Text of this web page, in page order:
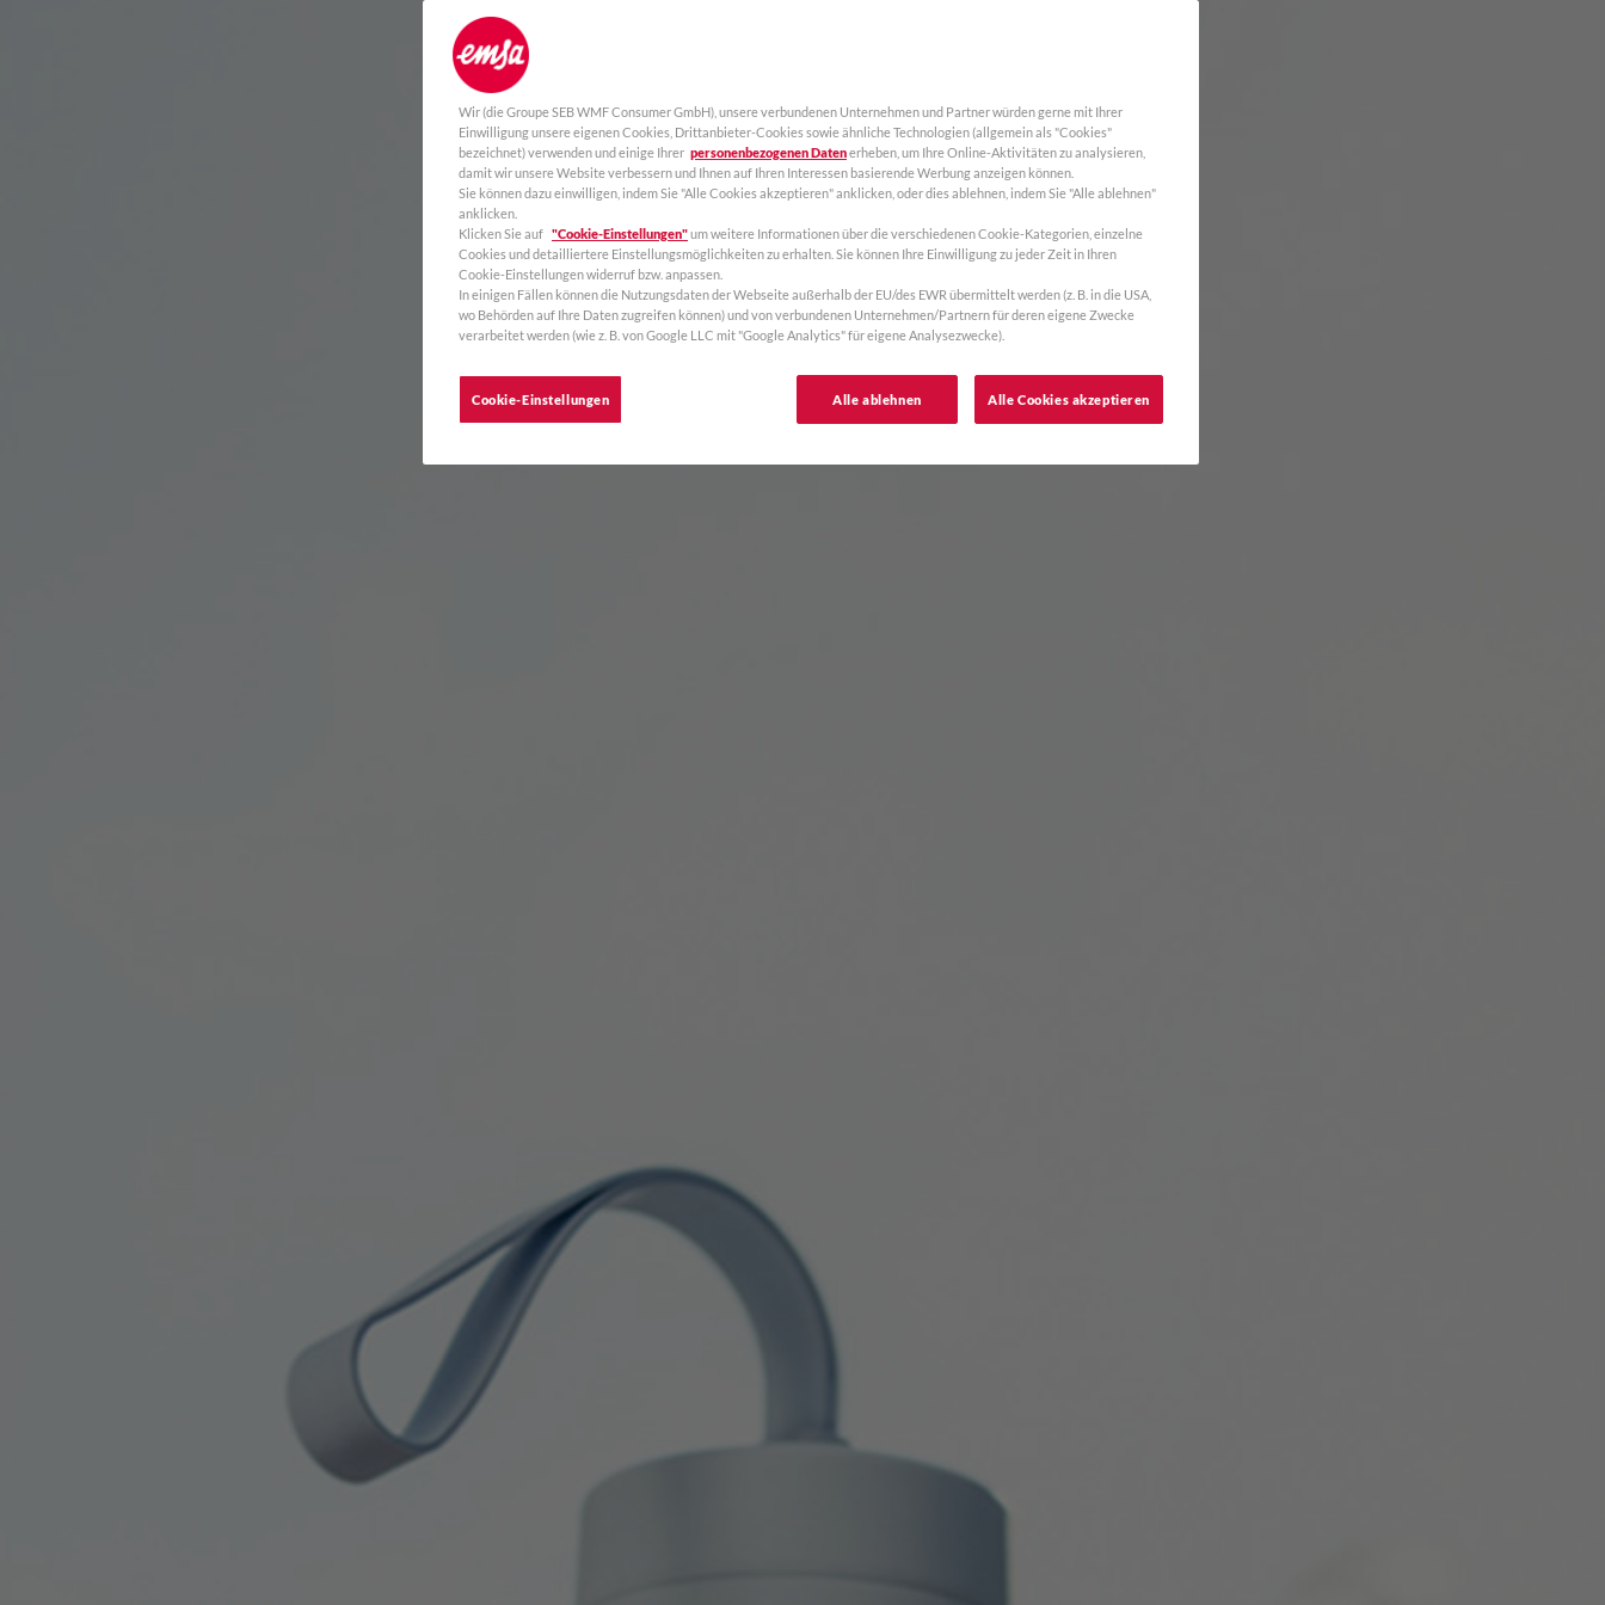
Wir (die Groupe SEB WMF Consumer GmbH), unsere verbundenen Unternehmen und Partner würden gerne mit Ihrer
Einwilligung unsere eigenen Cookies, Drittanbieter-Cookies sowie ähnliche Technologien (allgemein als "Cookies"
bezeichnet) verwenden und einige Ihrer personenbezogenen Datenerheben, um Ihre Online-Aktivitäten zu analysieren,
damit wir unsere Website verbessern und Ihnen auf Ihren Interessen basierende Werbung anzeigen können.
Sie können dazu einwilligen, indem Sie "Alle Cookies akzeptieren" anklicken, oder dies ablehnen, indem Sie "Alle ablehnen"
anklicken.
Klicken Sie auf "Cookie-Einstellungen"um weitere Informationen über die verschiedenen Cookie-Kategorien, einzelne
Cookies und detailliertere Einstellungsmöglichkeiten zu erhalten. Sie können Ihre Einwilligung zu jeder Zeit in Ihren
Cookie-Einstellungen widerruf bzw. anpassen.
In einigen Fällen können die Nutzungsdaten der Webseite außerhalb der EU/des EWR übermittelt werden (z. B. in die USA,
wo Behörden auf Ihre Daten zugreifen können) und von verbundenen Unternehmen/Partnern für deren eigene Zwecke
verarbeitet werden (wie z. B. von Google LLC mit "Google Analytics" für eigene Analysezwecke).
Alle ablehnen Alle Cookies akzeptieren
Cookie-Einstellungen